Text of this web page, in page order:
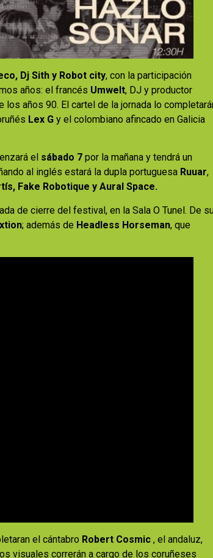
Dj Sith y Robot city, con la participación
años: el francés Umwelt, DJ y productor
años 90. El cartel de la jornada lo
Lex G y el colombiano afincado en Galicia
el sábado 7 por la mañana y tendrá un
al inglés estará la dupla portuguesa Ruuar,
Fake Robotique y Aural Space.
de cierre del festival, en la Sala O Tunel. De
; además de Headless Horseman, que
el cántabro Robert Cosmic , el andaluz,
visuales correrán a cargo de los coruñeses